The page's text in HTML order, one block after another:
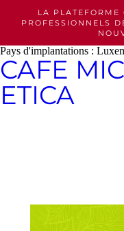
content
LA PLATEFORME
PROFESSIONNELS
Pays d'implantations :
CAFE
ETICA